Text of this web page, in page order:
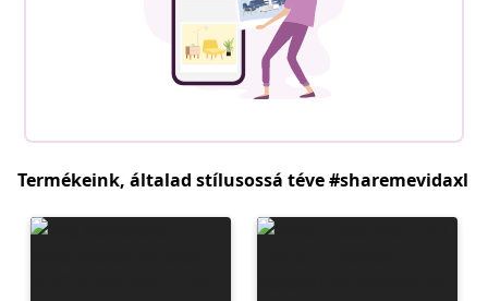
Termékeink, általad stílusossá téve #sharemevidaxl